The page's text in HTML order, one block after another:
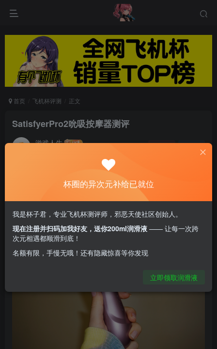
首页 飞机杯评测 正文
SatisfyerPro2吮吸按摩器测评
游戏人生
Satisfyer Pro 2是柔和的玫瑰金色调，也有点类似
香槟色，还是蛮雅致的…
杯圈的异次元补给已就位
我是杯子君，专业飞机杯测评师，邪恶天使社区创始人。
现在注册并扫码加我好友，送你200ml润滑液 —— 让每一次跨
次元相遇都顺滑到底！
名额有限，手慢无哦！还有隐藏惊喜等你发现
立即领取润滑液